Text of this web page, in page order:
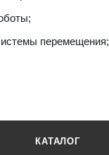
перемещения;
КАТАЛОГ